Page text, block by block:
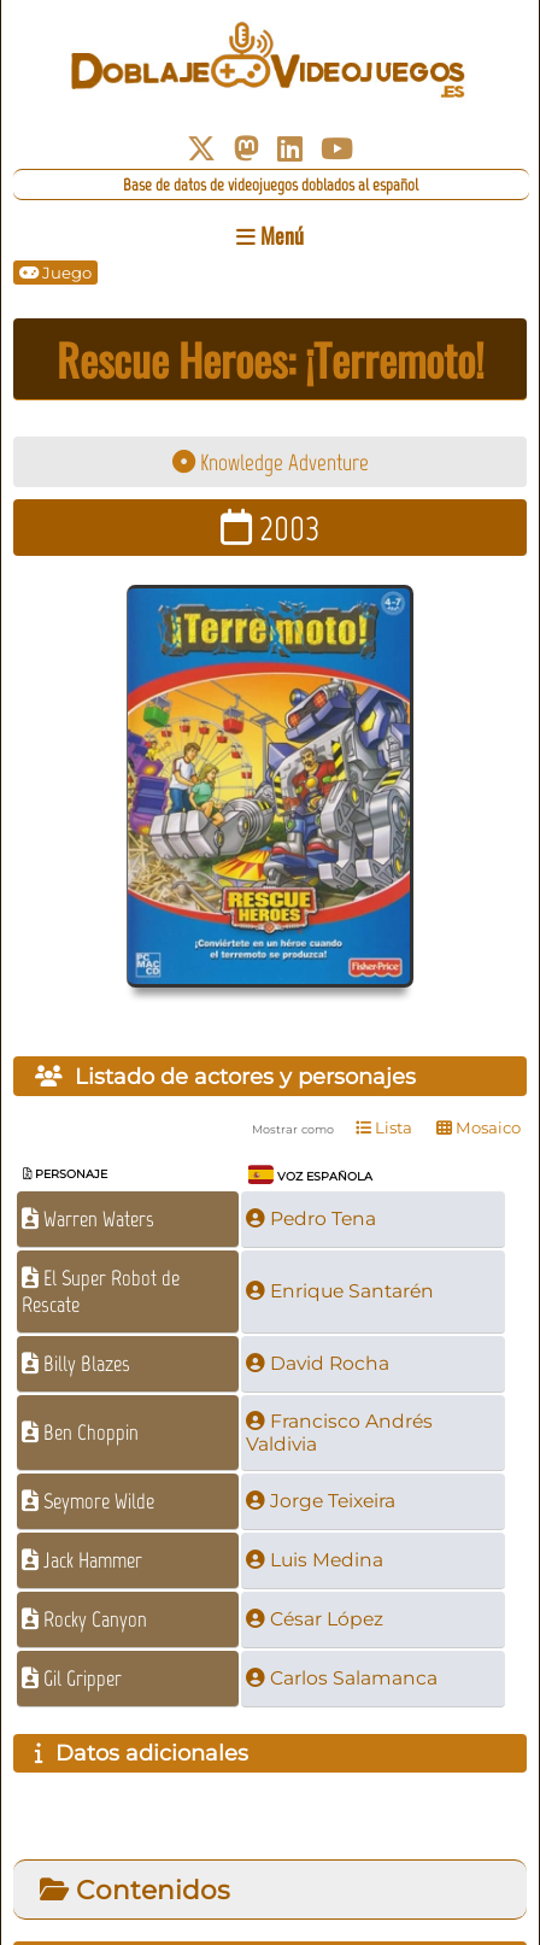
Base de datos de videojuegos doblados al español
Menú
Juego
Rescue Heroes: ¡Terremoto!
Knowledge Adventure
2003
Listado de actores y personajes
Mostrar como Lista Mosaico
PERSONAJE VOZ ESPAÑOLA
Warren Waters Pedro Tena
El Super Robot de
Rescate
Enrique Santarén
Billy Blazes David Rocha
Ben Choppin
Francisco Andrés
Valdivia
Seymore Wilde Jorge Teixeira
Jack Hammer Luis Medina
Rocky Canyon César López
Gil Gripper Carlos Salamanca
Datos adicionales
Contenidos